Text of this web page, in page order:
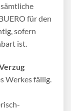
für den
sofern
ist.
Werkes fällig.